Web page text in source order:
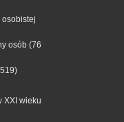
osobistej
osób (76
XXI wieku